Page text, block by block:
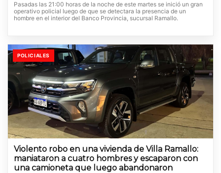
Pasadas las 21:00 horas de la noche de este martes se inició un gran
operativo policial luego de que se detectara la presencia de un
hombre en el interior del Banco Provincia, sucursal Ramallo.
POLICIALES
Violento robo en una vivienda de Villa Ramallo:
maniataron a cuatro hombres y escaparon con
una camioneta que luego abandonaron